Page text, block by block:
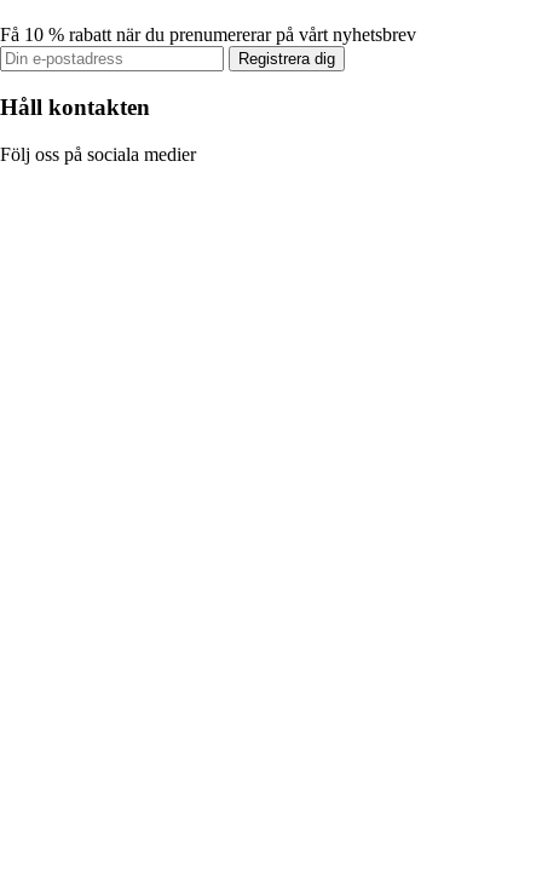
Få 10 % rabatt när du prenumererar på vårt nyhetsbrev
Registrera dig
Håll kontakten
Följ oss på sociala medier